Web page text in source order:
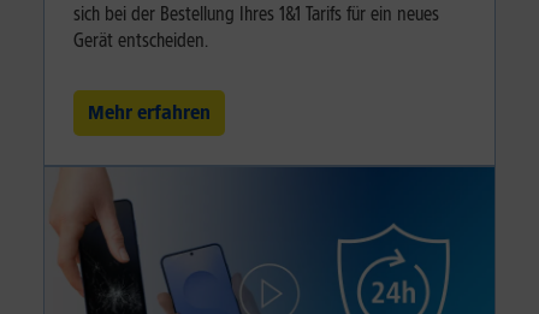
sich bei der Bestellung Ihres 1&1 Tarifs für ein neues
Gerät entscheiden.
Mehr erfahren